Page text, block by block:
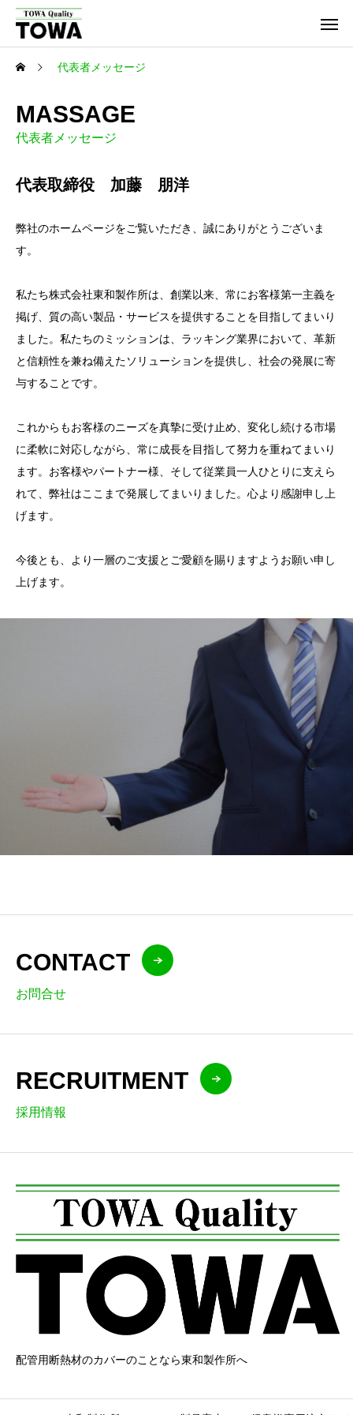
代表者メッセージ
MASSAGE
代表者メッセージ
代表取締役 加藤 朋洋
弊社のホームページをご覧いただき、誠にありがとうございま
す。
私たち株式会社東和製作所は、創業以来、常にお客様第一主義を
掲げ、質の高い製品・サービスを提供することを目指してまいり
ました。私たちのミッションは、ラッキング業界において、革新
と信頼性を兼ね備えたソリューションを提供し、社会の発展に寄
与することです。
これからもお客様のニーズを真摯に受け止め、変化し続ける市場
に柔軟に対応しながら、常に成長を目指して努力を重ねてまいり
ます。お客様やパートナー様、そして従業員一人ひとりに支えら
れて、弊社はここまで発展してまいりました。心より感謝申し上
げます。
今後とも、より一層のご支援とご愛顧を賜りますようお願い申し
上げます。
CONTACT
お問合せ
RECRUITMENT
採用情報
配管用断熱材のカバーのことなら東和製作所へ